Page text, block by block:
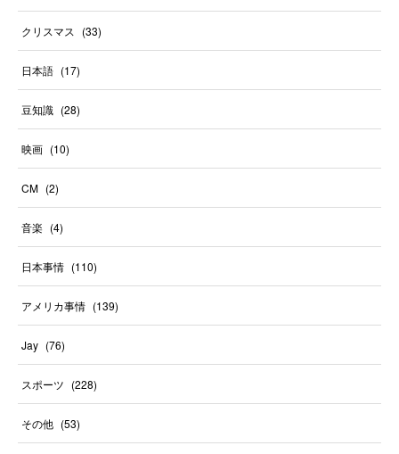
クリスマス (33)
日本語 (17)
豆知識 (28)
映画 (10)
CM (2)
音楽 (4)
日本事情 (110)
アメリカ事情 (139)
Jay (76)
スポーツ (228)
その他 (53)